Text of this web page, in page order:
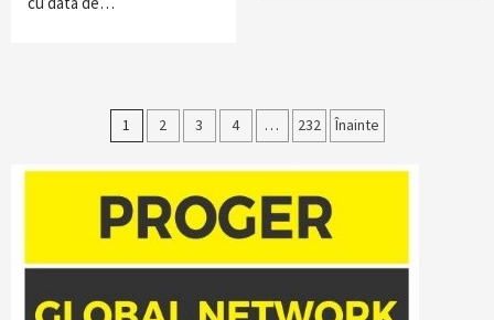
Paginație
articole
1 2 3 4 … 232 Înainte